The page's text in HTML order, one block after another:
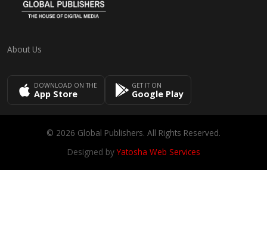
About Us
DOWNLOAD ON THE
App Store
GET IT ON
Google Play
© 2026 Global Publishers. All Rights Reserved.
Designed byYatosha Web Services